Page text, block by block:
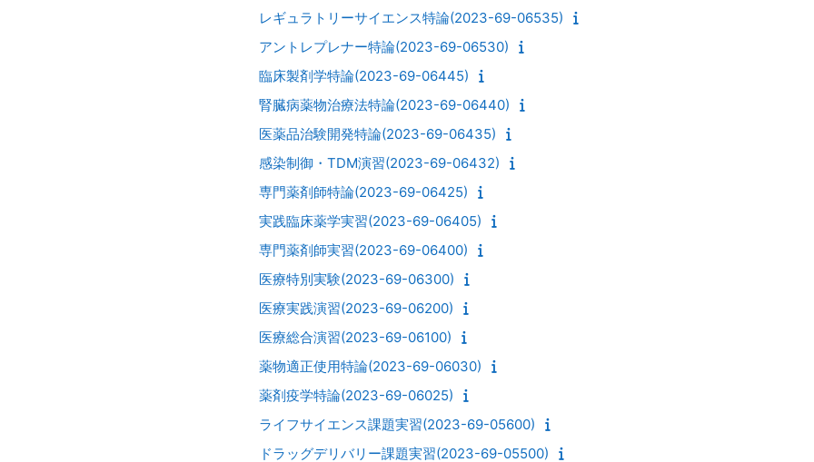
レギュラトリーサイエンス特論(2023-69-06535)
アントレプレナー特論(2023-69-06530)
臨床製剤学特論(2023-69-06445)
腎臓病薬物治療法特論(2023-69-06440)
医薬品治験開発特論(2023-69-06435)
感染制御・TDM演習(2023-69-06432)
専門薬剤師特論(2023-69-06425)
実践臨床薬学実習(2023-69-06405)
専門薬剤師実習(2023-69-06400)
医療特別実験(2023-69-06300)
医療実践演習(2023-69-06200)
医療総合演習(2023-69-06100)
薬物適正使用特論(2023-69-06030)
薬剤疫学特論(2023-69-06025)
ライフサイエンス課題実習(2023-69-05600)
ドラッグデリバリー課題実習(2023-69-05500)